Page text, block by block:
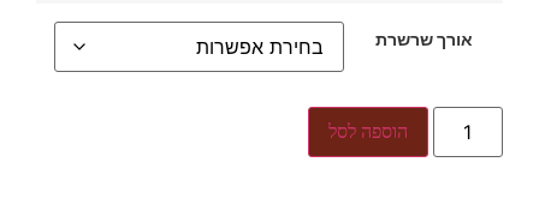
אורך שרשרת
הוספה לסל